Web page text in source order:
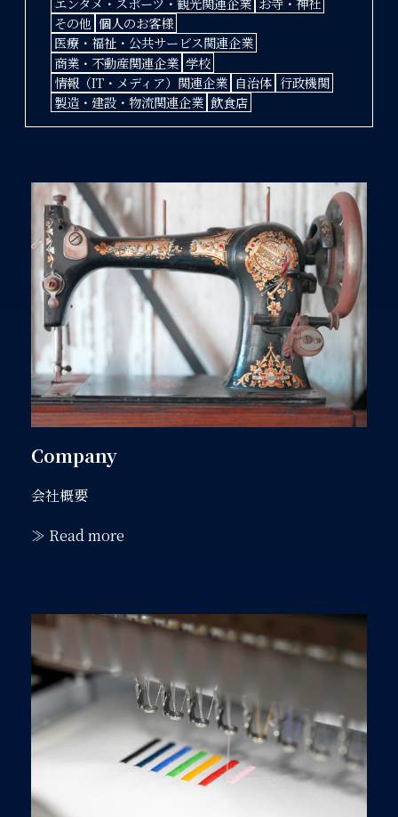
その他 個人のお客様
医療・福祉・公共サービス関連企業
商業・不動産関連企業 学校
情報（IT・メディア）関連企業 自治体 行政機関
製造・建設・物流関連企業 飲食店
Company
会社概要
≫ Read more